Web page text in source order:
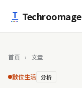
Techroomage
首頁 › 文章
數位生活 分析